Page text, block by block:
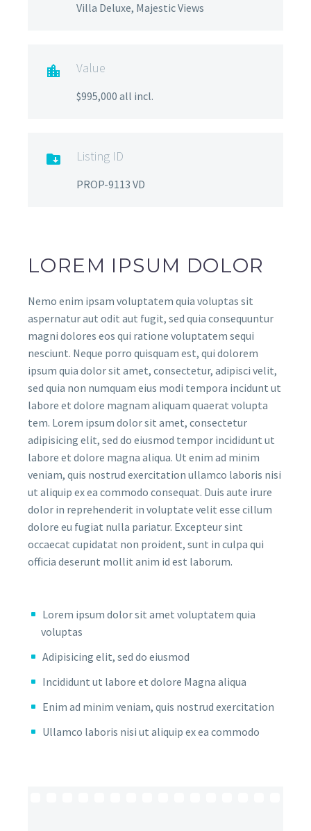
Villa Deluxe, Majestic Views
 Value
$995,000 all incl.
 Listing ID
PROP-9113 VD
LOREM IPSUM DOLOR
Nemo enim ipsam voluptatem quia voluptas sit
aspernatur aut odit aut fugit, sed quia consequuntur
magni dolores eos qui ratione voluptatem sequi
nesciunt. Neque porro quisquam est, qui dolorem
ipsum quia dolor sit amet, consectetur, adipisci velit,
sed quia non numquam eius modi tempora incidunt ut
labore et dolore magnam aliquam quaerat volupta
tem. Lorem ipsum dolor sit amet, consectetur
adipisicing elit, sed do eiusmod tempor incididunt ut
labore et dolore magna aliqua. Ut enim ad minim
veniam, quis nostrud exercitation ullamco laboris nisi
ut aliquip ex ea commodo consequat. Duis aute irure
dolor in reprehenderit in voluptate velit esse cillum
dolore eu fugiat nulla pariatur. Excepteur sint
occaecat cupidatat non proident, sunt in culpa qui
officia deserunt mollit anim id est laborum.
Lorem ipsum dolor sit amet voluptatem quia
voluptas
Adipisicing elit, sed do eiusmod
Incididunt ut labore et dolore Magna aliqua
Enim ad minim veniam, quis nostrud exercitation
Ullamco laboris nisi ut aliquip ex ea commodo